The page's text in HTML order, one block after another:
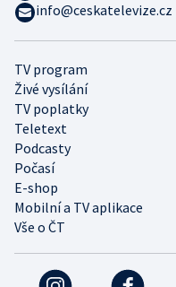
TV program
Živé vysílání
TV poplatky
Teletext
Podcasty
Počasí
E-shop
Mobilní a TV aplikace
Vše o ČT
info@ceskatelevize.cz